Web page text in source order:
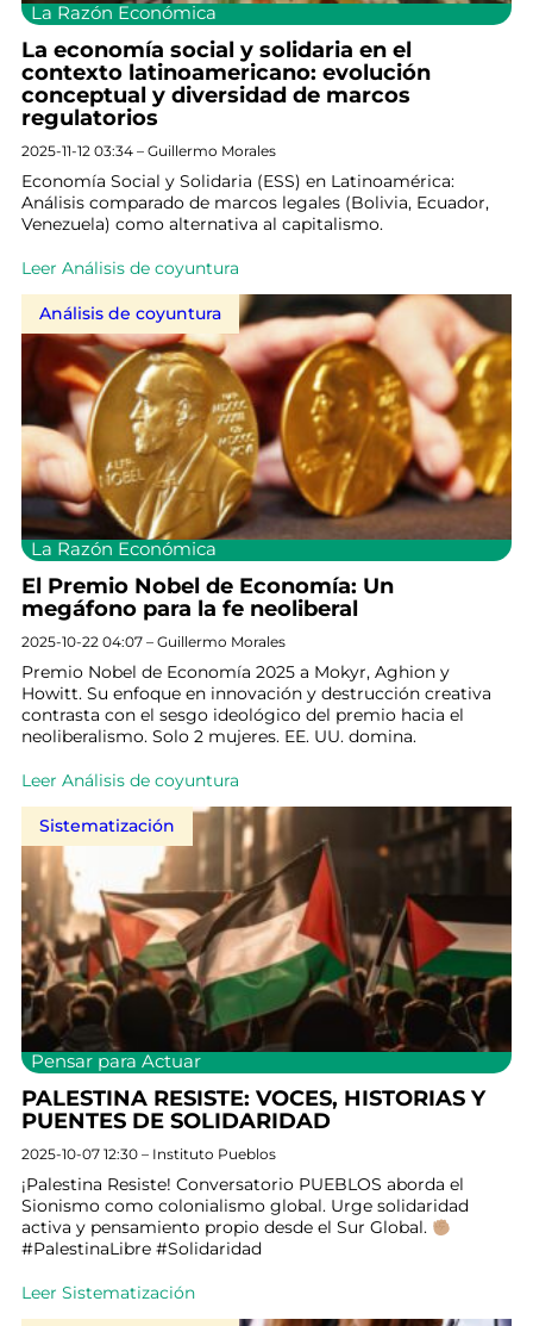
La Razón Económica
La economía social y solidaria en el
contexto latinoamericano: evolución
conceptual y diversidad de marcos
regulatorios
2025-11-12 03:34 – Guillermo Morales
Economía Social y Solidaria (ESS) en Latinoamérica:
Análisis comparado de marcos legales (Bolivia, Ecuador,
Venezuela) como alternativa al capitalismo.
Leer Análisis de coyuntura
Análisis de coyuntura
La Razón Económica
El Premio Nobel de Economía: Un
megáfono para la fe neoliberal
2025-10-22 04:07 – Guillermo Morales
Premio Nobel de Economía 2025 a Mokyr, Aghion y
Howitt. Su enfoque en innovación y destrucción creativa
contrasta con el sesgo ideológico del premio hacia el
neoliberalismo. Solo 2 mujeres. EE. UU. domina.
Leer Análisis de coyuntura
Sistematización
Pensar para Actuar
PALESTINA RESISTE: VOCES, HISTORIAS Y
PUENTES DE SOLIDARIDAD
2025-10-07 12:30 – Instituto Pueblos
¡Palestina Resiste! Conversatorio PUEBLOS aborda el
Sionismo como colonialismo global. Urge solidaridad
activa y pensamiento propio desde el Sur Global.
#PalestinaLibre #Solidaridad
Leer Sistematización